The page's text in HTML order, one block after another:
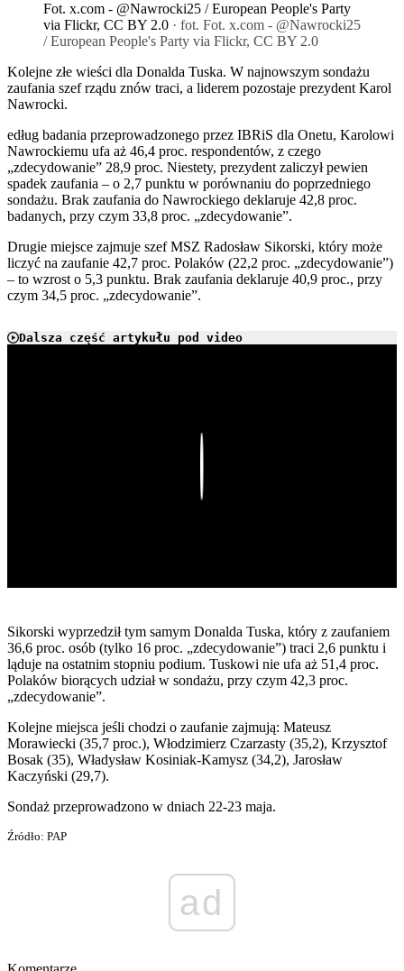
Fot. x.com - @Nawrocki25 / European People's Party
via Flickr, CC BY 2.0 · fot. Fot. x.com - @Nawrocki25
/ European People's Party via Flickr, CC BY 2.0
Kolejne złe wieści dla Donalda Tuska. W najnowszym sondażu
zaufania szef rządu znów traci, a liderem pozostaje prezydent Karol
Nawrocki.
edług badania przeprowadzonego przez IBRiS dla Onetu, Karolowi
Nawrockiemu ufa aż 46,4 proc. respondentów, z czego
„zdecydowanie” 28,9 proc. Niestety, prezydent zaliczył pewien
spadek zaufania – o 2,7 punktu w porównaniu do poprzedniego
sondażu. Brak zaufania do Nawrockiego deklaruje 42,8 proc.
badanych, przy czym 33,8 proc. „zdecydowanie”.
Drugie miejsce zajmuje szef MSZ Radosław Sikorski, który może
liczyć na zaufanie 42,7 proc. Polaków (22,2 proc. „zdecydowanie”)
– to wzrost o 5,3 punktu. Brak zaufania deklaruje 40,9 proc., przy
czym 34,5 proc. „zdecydowanie”.
Dalsza część artykułu pod video
Sikorski wyprzedził tym samym Donalda Tuska, który z zaufaniem
36,6 proc. osób (tylko 16 proc. „zdecydowanie”) traci 2,6 punktu i
ląduje na ostatnim stopniu podium. Tuskowi nie ufa aż 51,4 proc.
Polaków biorących udział w sondażu, przy czym 42,3 proc.
„zdecydowanie”.
Kolejne miejsca jeśli chodzi o zaufanie zajmują: Mateusz
Morawiecki (35,7 proc.), Włodzimierz Czarzasty (35,2), Krzysztof
Bosak (35), Władysław Kosiniak-Kamysz (34,2), Jarosław
Kaczyński (29,7).
Sondaż przeprowadzono w dniach 22-23 maja.
Źródło: PAP
ad